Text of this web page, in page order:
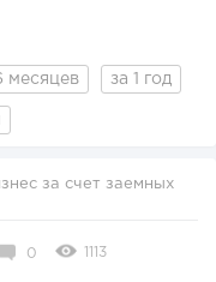
месяцев за 1 год
0 1113